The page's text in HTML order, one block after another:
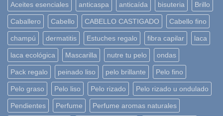
Aceites esenciales anticaspa anticaída bisuteria Brillo
Caballero Cabello CABELLO CASTIGADO Cabello fino
champú dermatitis Estuches regalo fibra capilar laca
laca ecológica Mascarilla nutre tu pelo ondas
Pack regalo peinado liso pelo brillante Pelo fino
Pelo graso Pelo liso Pelo rizado Pelo rizado u ondulado
Pendientes Perfume Perfume aromas naturales